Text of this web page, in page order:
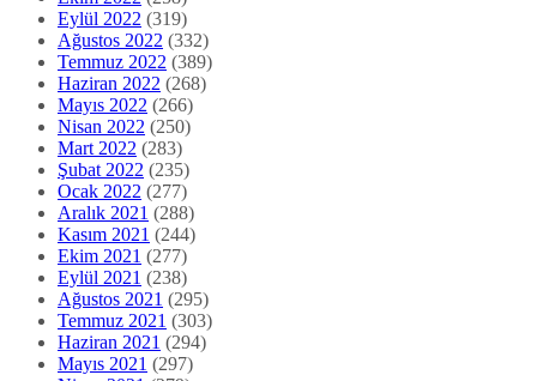
Eylül 2022 (319)
Ağustos 2022 (332)
Temmuz 2022 (389)
Haziran 2022 (268)
Mayıs 2022 (266)
Nisan 2022 (250)
Mart 2022 (283)
Şubat 2022 (235)
Ocak 2022 (277)
Aralık 2021 (288)
Kasım 2021 (244)
Ekim 2021 (277)
Eylül 2021 (238)
Ağustos 2021 (295)
Temmuz 2021 (303)
Haziran 2021 (294)
Mayıs 2021 (297)